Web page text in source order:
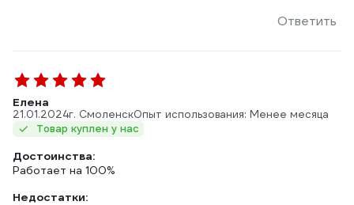
Ответить
Елена
21.01.2024г. СмоленскОпыт использования: Менее месяца
Товар куплен у нас
Достоинства:
Работает на 100%
Недостатки: